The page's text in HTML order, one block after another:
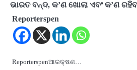
ଭାରତ ବନ୍ଦ, କ’ଣ ଖୋଲା ଏବଂ କ’ଣ
Reporterspen
Reporterspenଆରକ୍ଷଣ…